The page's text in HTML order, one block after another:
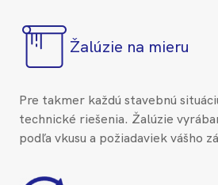
Žalúzie na mieru
Pre takmer každú stavebnú
technické riešenia. Žalúzie
podľa vkusu a požiadaviek vášho